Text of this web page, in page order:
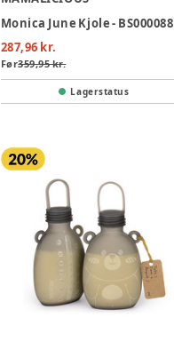
Monica June Kjole - BS000088
287,96 kr.
Før359,95 kr.
Lagerstatus